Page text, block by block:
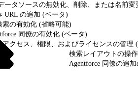
ータソースの無効化、削除、または名前
URL の追加 (ベータ)
索の有効化 (省略可能)
同僚の有効化 (ベータ)
アクセス、権限、およびライセンスの管理
検索レイアウトの操
Agentforce 同僚の追